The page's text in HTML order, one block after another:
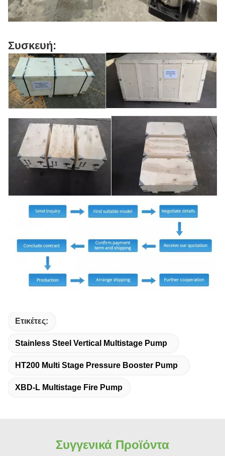
Συσκευή:
Ετικέτες:
Stainless Steel Vertical Multistage Pump
HT200 Multi Stage Pressure Booster Pump
XBD-L Multistage Fire Pump
Συγγενικά Προϊόντα